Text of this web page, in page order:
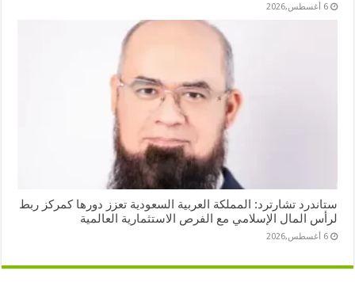
6 أغسطس,2026
ستاندرد تشارترد: المملكة العربية السعودية تعزز دورها كمركز ربط
لرأس المال الإسلامي مع الفرص الاستثمارية العالمية
6 أغسطس,2026